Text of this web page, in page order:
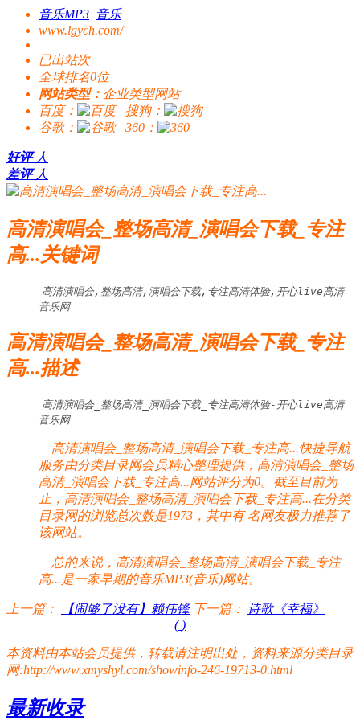
音乐MP3 音乐
www.lgych.com/
已出站次
全球排名0位
网站类型： 企业类型网站
百度：
搜狗：
谷歌：
360：
好评 人
差评 人
高清演唱会_整场高清_演唱会下载_专注
高...关键词
高清演唱会,整场高清,演唱会下载,专注高清体验,开心live高清
音乐网
高清演唱会_整场高清_演唱会下载_专注
高...描述
高清演唱会_整场高清_演唱会下载_专注高清体验-开心live高清
音乐网
高清演唱会_整场高清_演唱会下载_专注高...快捷导航
服务由分类目录网会员精心整理提供，高清演唱会_整场
高清_演唱会下载_专注高...网站评分为0。截至目前为
止，高清演唱会_整场高清_演唱会下载_专注高...在分类
目录网的浏览总次数是1973，其中有名网友极力推荐了
该网站。
总的来说，高清演唱会_整场高清_演唱会下载_专注
高...是一家早期的音乐MP3(音乐)网站。
上一篇： 【闹够了没有】赖伟锋 下一篇：
诗歌《幸福》
( )
本资料由本站会员提供，转载请注明出处，资料来源分类目录
网:http://www.xmyshyl.com/showinfo-246-19713-0.html
最新收录